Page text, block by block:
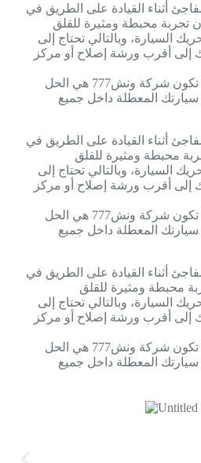
أثناء القيادة على الطريق في
تجربة محبطة ومثيرة للقلق
السيارة، وبالتالي تحتاج إلى
أقرب ورشة إصلاح أو مركز
في هذه الحالات، يمكن أن تكون شركة ونش777 هي الحل
المعطلة داخل جميع
أثناء القيادة على الطريق في
محبطة ومثيرة للقلق
السيارة، وبالتالي تحتاج إلى
أقرب ورشة إصلاح أو مركز
في هذه الحالات، يمكن أن تكون شركة ونش777 هي الحل
المعطلة داخل جميع
أثناء القيادة على الطريق في
محبطة ومثيرة للقلق
السيارة، وبالتالي تحتاج إلى
أقرب ورشة إصلاح أو مركز
في هذه الحالات، يمكن أن تكون شركة ونش777 هي الحل
المعطلة داخل جميع